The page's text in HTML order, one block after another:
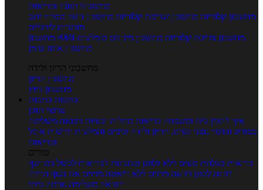
מחשבוני תזונה ובריאות
מחשבון קלוריות מחשבון שריפת קלוריות מחשבון דופק מטרה יחס
מותניים לירכיים
מחשבון BMI
מחשבון צריכת קלוריות מחשבון מינונים מומלצים
מחשבון אחוז שומן
מחשבוני הריון ולידה
מחשבון הריון
מחשבון ביוץ
כתבות כתבות
ערוצי תוכן
איך להכין בית ומשפחה בריאות מחלות ובעיות רפואה משלימה
ספורט וכושר גופני נשים, הריון ולידה טיפים והמלצות חדשות אוכל
ובריאות
טורים
בריאות בצלחת טעים ללא גלוטן טבעונות לבריאות לבשל כמו שף
תזונה לבטן רגועה מרזים ללא דיאטה מזיזים את הגוף הרזיה
ורפואה משלימה גורמה ביתי